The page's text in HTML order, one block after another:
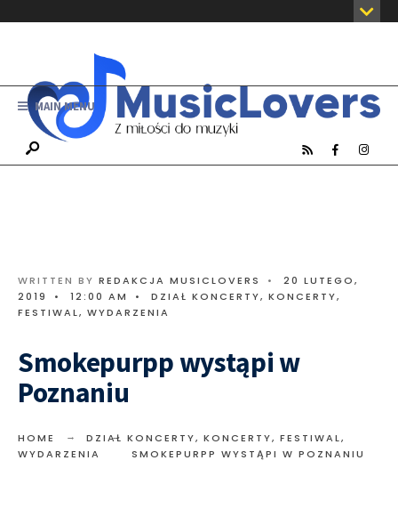
MAIN MENU
WRITTEN BY REDAKCJA MUSICLOVERS •
20 LUTEGO,
2019
• 12:00 AM • DZIAŁ KONCERTY, KONCERTY,
FESTIWAL, WYDARZENIA
Smokepurpp wystąpi w
Poznaniu
HOME DZIAŁ KONCERTY, KONCERTY, FESTIWAL,
WYDARZENIA
SMOKEPURPP WYSTĄPI W POZNANIU